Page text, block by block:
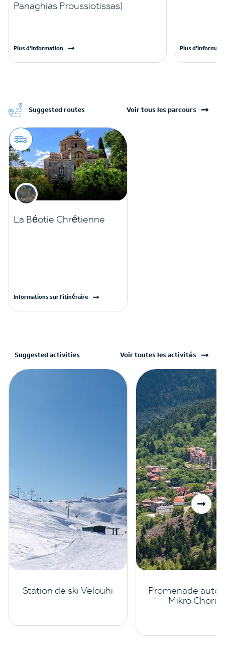
Panaghias Proussiotissas)
Plus d'information Plus
Suggested routes Voir tous les parcours
La Béotie Chrétienne
Informations sur l'itinéraire
Suggested activities Voir toutes les activités
Station de ski Velouhi
Promenade
Mikro Chorio